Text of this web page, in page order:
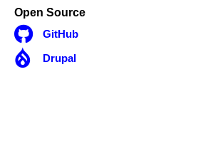
Open Source
 GitHub
 Drupal